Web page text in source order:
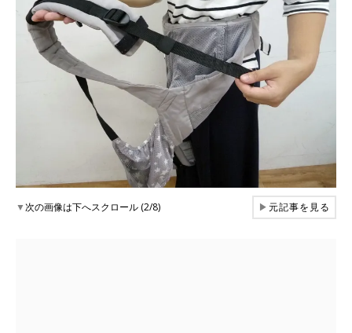
▼次の画像は下へスクロール (2/8) ▶元記事を見る